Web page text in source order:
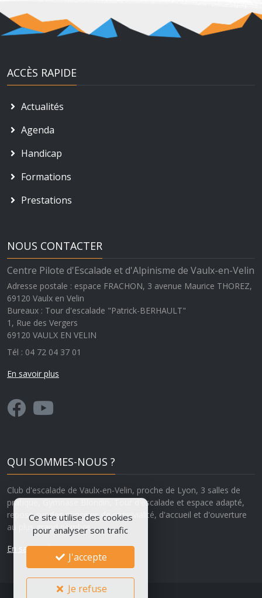
ACCÈS RAPIDE
Actualités
Agenda
Handicap
Formations
Prestations
QUI SOMMES-NOUS ?
Club d'escalade de Vaulx-en-Velin, proche de Lyon, 3 salles de
pratique, Gymnase Blondin, Tour d'escalade et espace adapté,
repose sur des principes de convivialité, d'accueil et d'ouverture
au plus grand nombre.
En savoir plus
NOUS CONTACTER
Centre Pilote d'Escalade et d'Alpinisme de Vaulx-en-Velin
Adresse postale : espace FRACHON, 3 avenue Maurice THOREZ,
69120 Vaulx en Velin
Bureaux : Tour d'escalade "Patrick-BERHAULT"
1, Rue des Vergers
69120 VAULX EN VELIN
Tél : 04 72 04 37 01
En savoir plus
Ce site utilise des cookies
pour analyser son trafic
J'accepte
Je refuse